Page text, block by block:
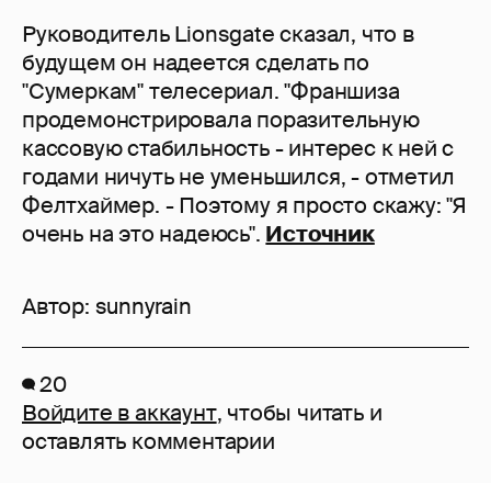
Руководитель Lionsgate сказал, что в
будущем он надеется сделать по
"Сумеркам" телесериал. "Франшиза
продемонстрировала поразительную
кассовую стабильность - интерес к ней с
годами ничуть не уменьшился, - отметил
Фелтхаймер. - Поэтому я просто скажу: "Я
очень на это надеюсь". Источник
Автор: sunnyrain
20
Войдите в аккаунт, чтобы читать и
оставлять комментарии